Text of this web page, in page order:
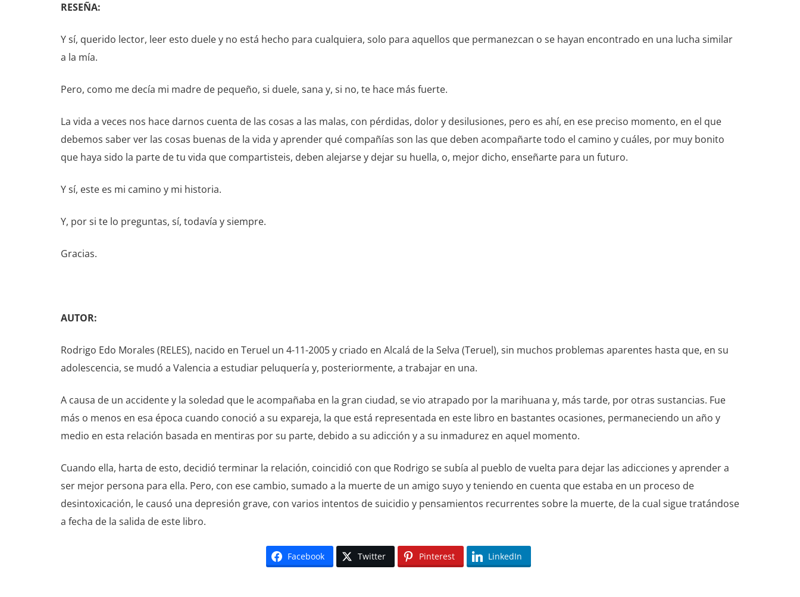
RESEÑA:
Y sí, querido lector, leer esto duele y no está hecho para cualquiera, solo para aquellos que permanezcan o se hayan encontrado en una lucha similar
a la mía.
Pero, como me decía mi madre de pequeño, si duele, sana y, si no, te hace más fuerte.
La vida a veces nos hace darnos cuenta de las cosas a las malas, con pérdidas, dolor y desilusiones, pero es ahí, en ese preciso momento, en el que
debemos saber ver las cosas buenas de la vida y aprender qué compañías son las que deben acompañarte todo el camino y cuáles, por muy bonito
que haya sido la parte de tu vida que compartisteis, deben alejarse y dejar su huella, o, mejor dicho, enseñarte para un futuro.
Y sí, este es mi camino y mi historia.
Y, por si te lo preguntas, sí, todavía y siempre.
Gracias.
AUTOR:
Rodrigo Edo Morales (RELES), nacido en Teruel un 4-11-2005 y criado en Alcalá de la Selva (Teruel), sin muchos problemas aparentes hasta que, en su
adolescencia, se mudó a Valencia a estudiar peluquería y, posteriormente, a trabajar en una.
A causa de un accidente y la soledad que le acompañaba en la gran ciudad, se vio atrapado por la marihuana y, más tarde, por otras sustancias. Fue
más o menos en esa época cuando conoció a su expareja, la que está representada en este libro en bastantes ocasiones, permaneciendo un año y
medio en esta relación basada en mentiras por su parte, debido a su adicción y a su inmadurez en aquel momento.
Cuando ella, harta de esto, decidió terminar la relación, coincidió con que Rodrigo se subía al pueblo de vuelta para dejar las adicciones y aprender a
ser mejor persona para ella. Pero, con ese cambio, sumado a la muerte de un amigo suyo y teniendo en cuenta que estaba en un proceso de
desintoxicación, le causó una depresión grave, con varios intentos de suicidio y pensamientos recurrentes sobre la muerte, de la cual sigue tratándose
a fecha de la salida de este libro.
Facebook Twitter Pinterest LinkedIn